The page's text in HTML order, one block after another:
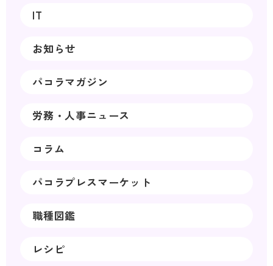
IT
お知らせ
パコラマガジン
労務・人事ニュース
コラム
パコラプレスマーケット
職種図鑑
レシピ